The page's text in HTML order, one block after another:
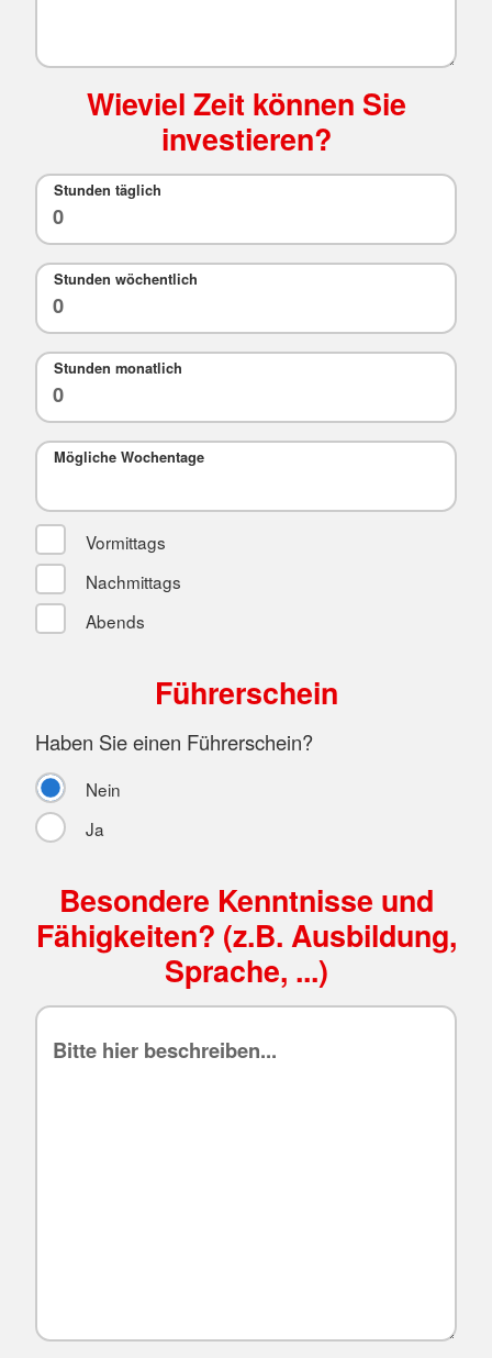
Wieviel Zeit können Sie
investieren?
Stunden täglich
Stunden wöchentlich
Stunden monatlich
Mögliche Wochentage
Vormittags
Nachmittags
Abends
Führerschein
Haben Sie einen Führerschein?
Nein
Ja
Besondere Kenntnisse und
Fähigkeiten? (z.B. Ausbildung,
Sprache, ...)